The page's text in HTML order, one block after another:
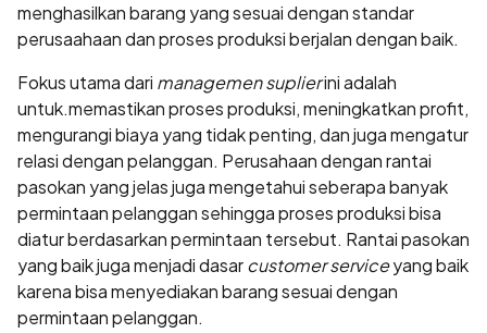
menghasilkan barang yang sesuai dengan standar
perusaahaan dan proses produksi berjalan dengan baik.
Fokus utama dari managemen suplierini adalah
untuk.memastikan proses produksi, meningkatkan profit,
mengurangi biaya yang tidak penting, dan juga mengatur
relasi dengan pelanggan. Perusahaan dengan rantai
pasokan yang jelas juga mengetahui seberapa banyak
permintaan pelanggan sehingga proses produksi bisa
diatur berdasarkan permintaan tersebut. Rantai pasokan
yang baik juga menjadi dasarcustomer serviceyang baik
karena bisa menyediakan barang sesuai dengan
permintaan pelanggan.